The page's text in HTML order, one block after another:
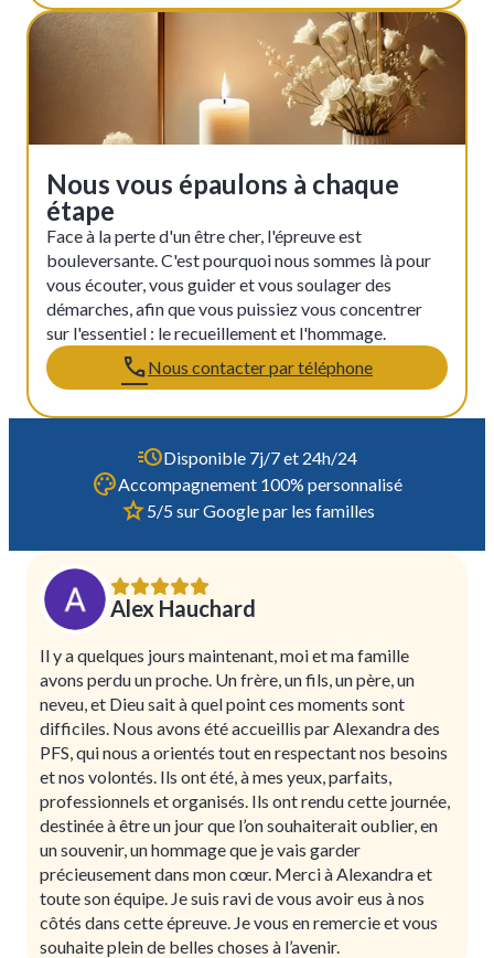
Nous vous épaulons à chaque
étape
Face à la perte d'un être cher, l'épreuve est
bouleversante. C'est pourquoi nous sommes là pour
vous écouter, vous guider et vous soulager des
démarches, afin que vous puissiez vous concentrer
sur l'essentiel : le recueillement et l'hommage.
Nous contacter par téléphone
Disponible 7j/7 et 24h/24
Accompagnement 100% personnalisé
5/5 sur Google par les familles
Alex Hauchard
Il y a quelques jours maintenant, moi et ma famille
avons perdu un proche. Un frère, un fils, un père, un
neveu, et Dieu sait à quel point ces moments sont
difficiles. Nous avons été accueillis par Alexandra des
PFS, qui nous a orientés tout en respectant nos besoins
et nos volontés. Ils ont été, à mes yeux, parfaits,
professionnels et organisés. Ils ont rendu cette journée,
destinée à être un jour que l’on souhaiterait oublier, en
un souvenir, un hommage que je vais garder
précieusement dans mon cœur. Merci à Alexandra et
toute son équipe. Je suis ravi de vous avoir eus à nos
côtés dans cette épreuve. Je vous en remercie et vous
souhaite plein de belles choses à l’avenir.